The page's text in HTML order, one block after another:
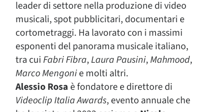
leader di settore nella produzione di video
musicali, spot pubblicitari, documentari e
cortometraggi. Ha lavorato con i massimi
esponenti del panorama musicale italiano,
tra cuiFabri Fibra,Laura Pausini,Mahmood,
Marco Mengonie molti altri.
Alessio Rosa è fondatore e direttore di
Videoclip Italia Awards, evento annuale che